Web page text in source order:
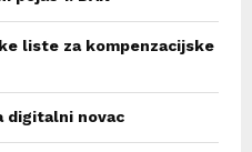
liste za kompenzacijske
digitalni novac